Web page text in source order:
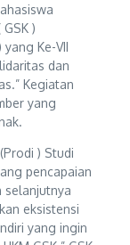
)
Ke-VII
dan
Kegiatan
yang
) Studi
pencapaian
selanjutnya
eksistensi
yang ingin